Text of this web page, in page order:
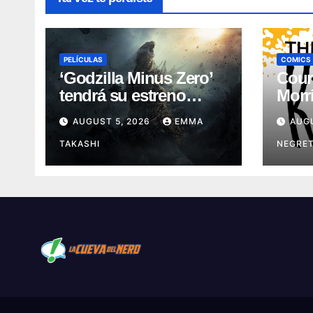
PELÍCULAS
‘Godzilla Minus Zero’
tendrá su estreno
mundial en el Festival
de Cine de Nueva York
AUGUST 5, 2026 EMMA
TAKASHI
COMICS